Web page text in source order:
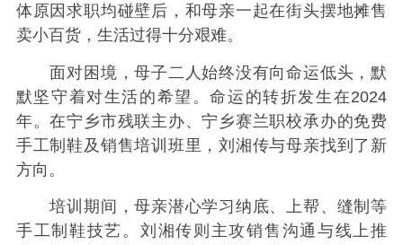
体原因求职均碰壁后，和母亲一起在街头摆地摊售
卖小百货，生活过得十分艰难。
面对困境，母子二人始终没有向命运低头，默
默坚守着对生活的希望。命运的转折发生在2024
年。在宁乡市残联主办、宁乡赛兰职校承办的免费
手工制鞋及销售培训班里，刘湘传与母亲找到了新
方向。
培训期间，母亲潜心学习纳底、上帮、缝制等
手工制鞋技艺。刘湘传则主攻销售沟通与线上推